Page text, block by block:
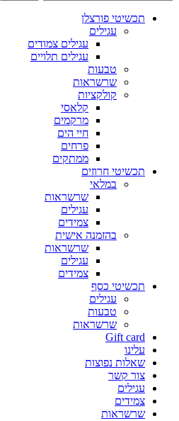
תכשיטי פורצלן
עגילים
עגילים צמודים
עגילים תלויים
טבעות
שרשראות
קולקציות
קלאסי
מרקמים
חיי הים
פרחים
ממתקים
תכשיטי חרוזים
במלאי
שרשראות
עגילים
צמידים
בהזמנה אישית
שרשראות
עגילים
צמידים
תכשיטי כסף
עגילים
טבעות
שרשראות
Gift card
עלינו
שאלות נפוצות
צור קשר
עגילים
צמידים
שרשראות